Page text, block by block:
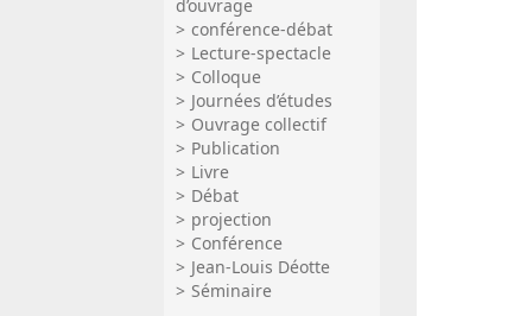
d’ouvrage
conférence-débat
Lecture-spectacle
Colloque
Journées d’études
Ouvrage collectif
Publication
Livre
Débat
projection
Conférence
Jean-Louis Déotte
Séminaire